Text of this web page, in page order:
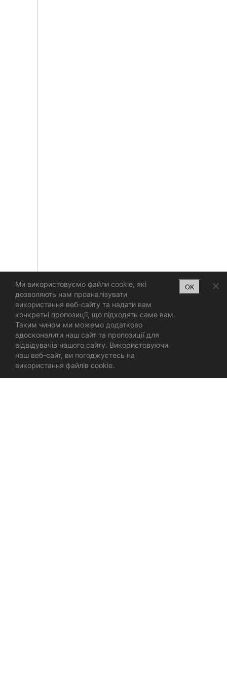
Ми використовуємо файли cookie, які
дозволяють нам проаналізувати
використання веб-сайту та надати вам
конкретні пропозиції, що підходять саме вам.
Таким чином ми можемо додатково
вдосконалити наш сайт та пропозиції для
відвідувачів нашого сайту. Використовуючи
наш веб-сайт, ви погоджуєтесь на
використання файлів cookie.
OK